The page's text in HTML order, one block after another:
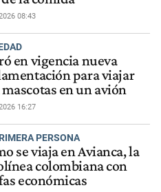
08:43
en vigencia nueva
para viajar
en un avión
16:27
PERSONA
se viaja en Avianca, la
colombiana con
económicas